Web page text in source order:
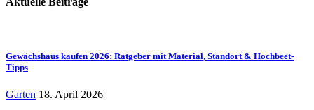
Gewächshaus kaufen 2026: Ratgeber mit Material, Standort & Hochbeet-
Tipps
Garten 18. April 2026